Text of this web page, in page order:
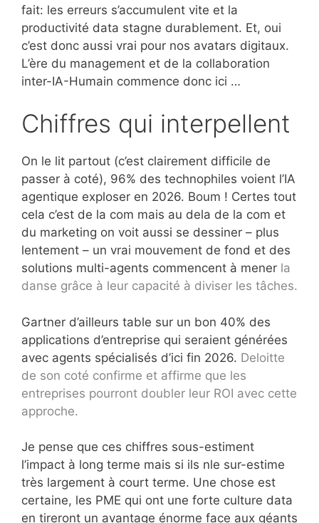
fait: les erreurs s’accumulent vite et la
productivité data stagne durablement. Et, oui
c’est donc aussi vrai pour nos avatars digitaux.
L’ère du management et de la collaboration
inter-IA-Humain commence donc ici …
Chiffres qui interpellent
On le lit partout (c’est clairement difficile de
passer à coté), 96% des technophiles voient l’IA
agentique exploser en 2026. Boum ! Certes tout
cela c’est de la com mais au dela de la com et
du marketing on voit aussi se dessiner – plus
lentement – un vrai mouvement de fond et des
solutions multi-agents commencent à mener la
danse grâce à leur capacité à diviser les tâches.
Gartner d’ailleurs table sur un bon 40% des
applications d’entreprise qui seraient générées
avec agents spécialisés d’ici fin 2026. Deloitte
de son coté confirme et affirme que les
entreprises pourront doubler leur ROI avec cette
approche.
Je pense que ces chiffres sous-estiment
l’impact à long terme mais si ils nle sur-estime
très largement à court terme. Une chose est
certaine, les PME qui ont une forte culture data
en tireront un avantage énorme face aux géants